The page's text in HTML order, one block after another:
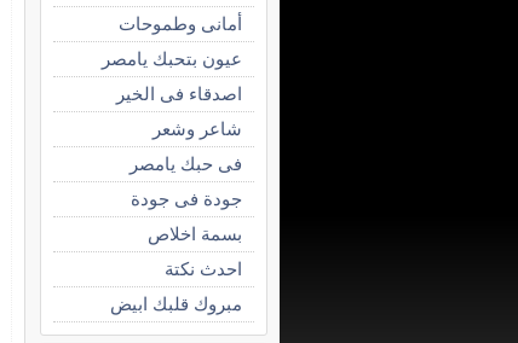
أمانى وطموحات
عيون بتحبك يامصر
اصدقاء فى الخير
شاعر وشعر
فى حبك يامصر
جودة فى جودة
بسمة اخلاص
احدث نكتة
مبروك قلبك ابيض